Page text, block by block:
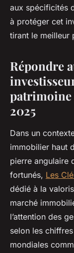
aux spécificités
à protéger cet
tirant le meilleur
Répondre
patrimoine
2025
Dans un
immobilier haut
pierre angulaire
fortunés, Les
dédié à la
marché
l’attention des
selon les
mondiales